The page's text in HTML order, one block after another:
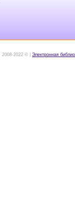
2008-2022 © | Электронная